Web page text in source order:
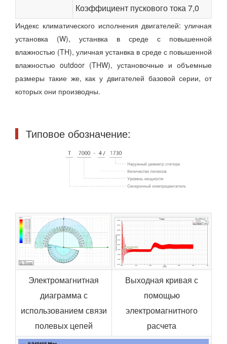
Коэффициент пускового тока 7,0
Индекс климатического исполнения двигателей: уличная
установка (W), устанвка в среде с повышенной
влажностью (TH), уличная устанвка в среде с повышенной
влажностью outdoor (THW), установочные и объемные
размеры такие же, как у двигателей базовой серии, от
которых они производны.
Типовое обозначение:
Электромагнитная
диаграмма с
использованием связи
полевых цепей
Выходная кривая с
помощью
электромагнитного
расчета